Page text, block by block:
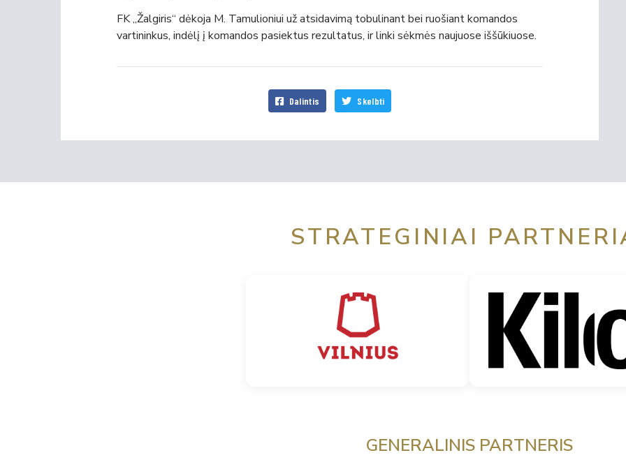
FK „Žalgiris“ dėkoja M. Tamulioniui už atsidavimą tobulinant bei ruošiant komandos
vartininkus, indėlį į komandos pasiektus rezultatus, ir linki sėkmės naujuose iššūkiuose.
Dalintis Skelbti
STRATEGINIAI
GENERALINIS PARTNERIS